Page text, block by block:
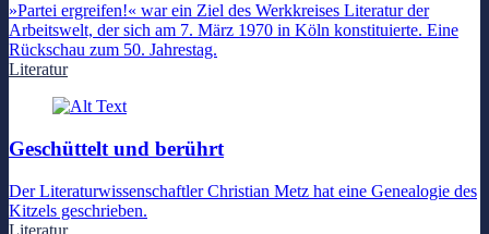
»Partei ergreifen!« war ein Ziel des Werkkreises Literatur der
Arbeitswelt, der sich am 7. März 1970 in Köln konstituierte. Eine
Rückschau zum 50. Jahrestag.
Literatur
Geschüttelt und berührt
Der Literaturwissenschaftler Christian Metz hat eine Genealogie des
Kitzels geschrieben.
Literatur